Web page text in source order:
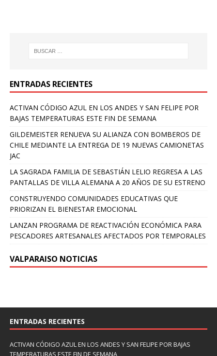
ENTRADAS RECIENTES
ACTIVAN CÓDIGO AZUL EN LOS ANDES Y SAN FELIPE POR
BAJAS TEMPERATURAS ESTE FIN DE SEMANA
GILDEMEISTER RENUEVA SU ALIANZA CON BOMBEROS DE
CHILE MEDIANTE LA ENTREGA DE 19 NUEVAS CAMIONETAS
JAC
LA SAGRADA FAMILIA DE SEBASTIÁN LELIO REGRESA A LAS
PANTALLAS DE VILLA ALEMANA A 20 AÑOS DE SU ESTRENO
CONSTRUYENDO COMUNIDADES EDUCATIVAS QUE
PRIORIZAN EL BIENESTAR EMOCIONAL
LANZAN PROGRAMA DE REACTIVACIÓN ECONÓMICA PARA
PESCADORES ARTESANALES AFECTADOS POR TEMPORALES
VALPARAISO NOTICIAS
ENTRADAS RECIENTES
ACTIVAN CÓDIGO AZUL EN LOS ANDES Y SAN FELIPE POR BAJAS
TEMPERATURAS ESTE FIN DE SEMANA